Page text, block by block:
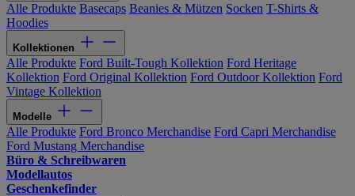
Alle Produkte Basecaps Beanies & Mützen Socken T-Shirts &
Hoodies
Kollektionen
Alle Produkte Ford Built-Tough Kollektion Ford Heritage
Kollektion Ford Original Kollektion Ford Outdoor Kollektion Ford
Vintage Kollektion
Modelle
Alle Produkte Ford Bronco Merchandise Ford Capri Merchandise
Ford Mustang Merchandise
Büro & Schreibwaren
Modellautos
Geschenkefinder